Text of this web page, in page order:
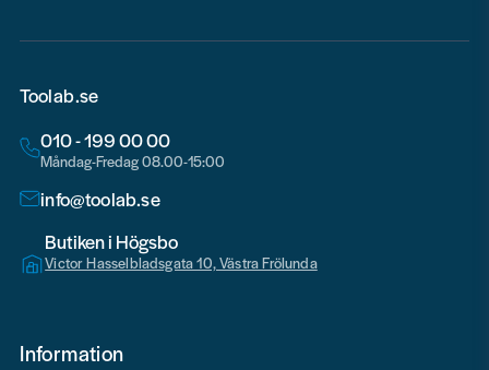
Toolab.se
010 - 199 00 00
Måndag-Fredag 08.00-15:00
info@toolab.se
Butiken i Högsbo
Victor Hasselbladsgata 10, Västra Frölunda
Information